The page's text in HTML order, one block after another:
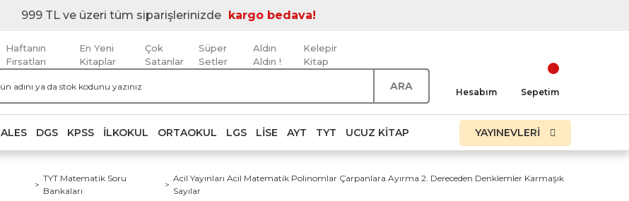
999 TL ve üzeri tüm siparişlerinizde kargo bedava!
Haftanın
Fırsatları
En Yeni
Kitaplar
Çok
Satanlar
Süper
Setler
Aldın
Aldın !
Kelepir
Kitap
ARA Hesabım Sepetim
ALES DGS KPSS İLKOKUL ORTAOKUL LGS LISE AYT TYT UCUZ KITAP YAYINEVLERİ
TYT Matematik Soru
Bankaları
Acil Yayınları Acil Matematik Polinomlar Çarpanlara Ayırma 2. Dereceden Denklemler Karmaşık
Sayılar